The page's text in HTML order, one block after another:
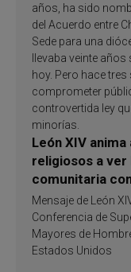
años, ha sido
del Acuerdo entre
Sede para una
llevaba veinte
hoy. Pero hace
comprometer
controvertida ley
minorías.
León XIV anima
religiosos a ver
comunitaria
de inspiración y
santificación
Mensaje de León
Conferencia de
Mayores de
Estados Unidos